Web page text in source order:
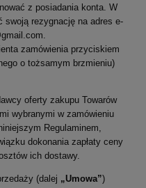
z posiadania konta. W
swoją rezygnację na adres e-
zamówienia przyciskiem
o tożsamym brzmieniu)
oferty zakupu Towarów
wybranymi w zamówieniu
Regulaminem,
dokonania zapłaty ceny
ich dostawy.
(dalej „Umowa”)